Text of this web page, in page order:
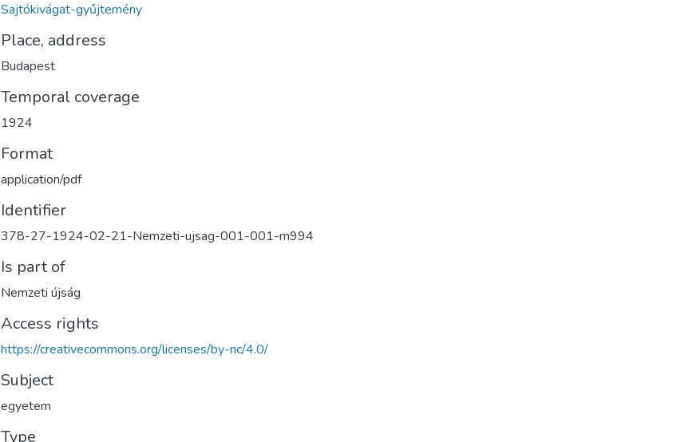
Sajtókivágat-gyűjtemény
Place, address
Budapest
Temporal coverage
1924
Format
application/pdf
Identifier
378-27-1924-02-21-Nemzeti-ujsag-001-001-m994
Is part of
Nemzeti újság
Access rights
https://creativecommons.org/licenses/by-nc/4.0/
Subject
egyetem
Type